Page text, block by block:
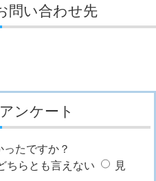
問い合わせ先
ンケート
たですか？
ちらとも言えない
見